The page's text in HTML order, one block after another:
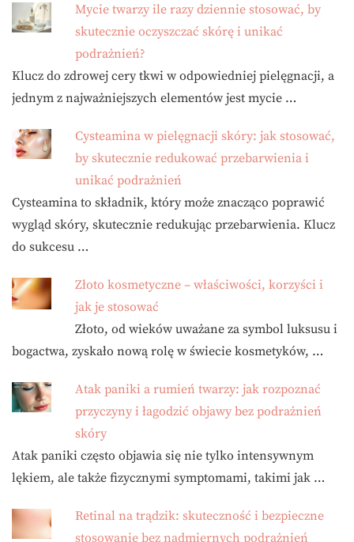
Mycie twarzy ile razy dziennie stosować, by
skutecznie oczyszczać skórę i unikać
podrażnień?
Klucz do zdrowej cery tkwi w odpowiedniej pielęgnacji, a
jednym z najważniejszych elementów jest mycie …
Cysteamina w pielęgnacji skóry: jak stosować,
by skutecznie redukować przebarwienia i
unikać podrażnień
Cysteamina to składnik, który może znacząco poprawić
wygląd skóry, skutecznie redukując przebarwienia. Klucz
do sukcesu …
Złoto kosmetyczne – właściwości, korzyści i
jak je stosować
Złoto, od wieków uważane za symbol luksusu i
bogactwa, zyskało nową rolę w świecie kosmetyków, …
Atak paniki a rumień twarzy: jak rozpoznać
przyczyny i łagodzić objawy bez podrażnień
skóry
Atak paniki często objawia się nie tylko intensywnym
lękiem, ale także fizycznymi symptomami, takimi jak …
Retinal na trądzik: skuteczność i bezpieczne
stosowanie bez nadmiernych podrażnień